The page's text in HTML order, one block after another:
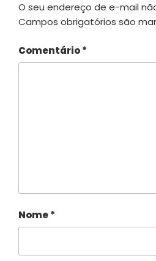
O seu endereço de e-mail
Campos obrigatórios são
Comentário*
Nome*